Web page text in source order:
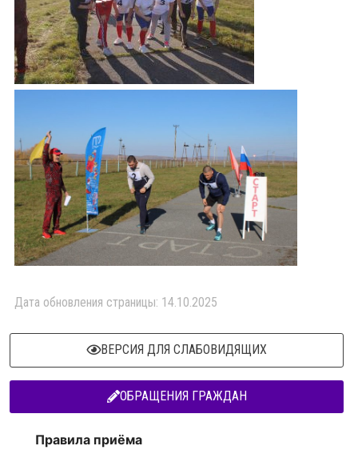
Дата обновления страницы: 14.10.2025
ВЕРСИЯ ДЛЯ СЛАБОВИДЯЩИХ
ОБРАЩЕНИЯ ГРАЖДАН
Правила приёма